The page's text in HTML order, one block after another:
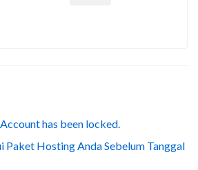
has been locked.
Paket Hosting Anda Sebelum Tanggal